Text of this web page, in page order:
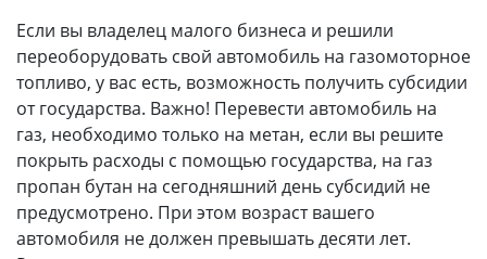
Если вы владелец малого бизнеса и решили
переоборудовать свой автомобиль на газомоторное
топливо, у вас есть, возможность получить субсидии
от государства. Важно! Перевести автомобиль на
газ, необходимо только на метан, если вы решите
покрыть расходы с помощью государства, на газ
пропан бутан на сегодняшний день субсидий не
предусмотрено. При этом возраст вашего
автомобиля не должен превышать десяти лет.